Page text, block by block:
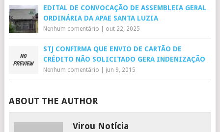
EDITAL DE CONVOCAÇÃO DE ASSEMBLEIA GERAL
ORDINÁRIA DA APAE SANTA LUZIA
Nenhum comentário out 22, 2025
STJ CONFIRMA QUE ENVIO DE CARTÃO DE
CRÉDITO NÃO SOLICITADO GERA INDENIZAÇÃO
Nenhum comentário jun 9, 2015
ABOUT THE AUTHOR
Virou Notícia